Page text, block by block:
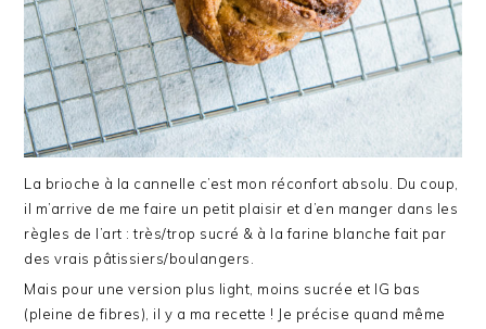
La brioche à la cannelle c’est mon réconfort absolu. Du coup,
il m’arrive de me faire un petit plaisir et d’en manger dans les
règles de l’art : très/trop sucré & à la farine blanche fait par
des vrais pâtissiers/boulangers.
Mais pour une version plus light, moins sucrée et IG bas
(pleine de fibres), il y a ma recette ! Je précise quand même